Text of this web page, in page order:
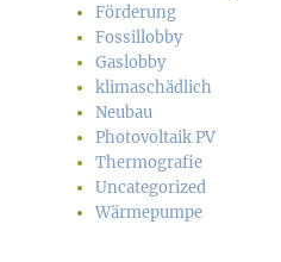
Förderung
Fossillobby
Gaslobby
klimaschädlich
Neubau
Photovoltaik PV
Thermografie
Uncategorized
Wärmepumpe